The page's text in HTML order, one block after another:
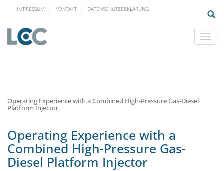
IMPRESSUM KONTAKT DATENSCHUTZERKLÄRUNG
Operating Experience with a Combined High-Pressure Gas-Diesel
Platform Injector
Operating Experience with a
Combined High-Pressure Gas-
Diesel Platform Injector